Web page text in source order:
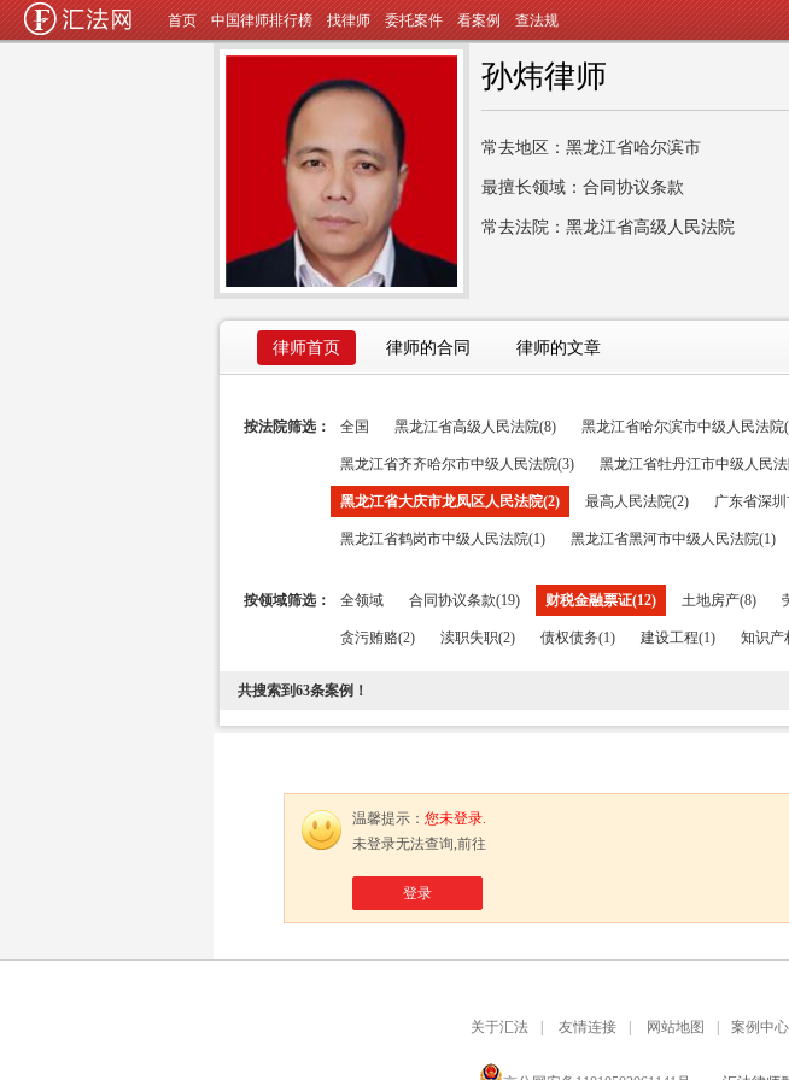
首页 中国律师排行榜 找律师 委托案件 看案例 查法规
孙炜律师
常去地区：黑龙江省哈尔滨市
最擅长领域：合同协议条款
常去法院：黑龙江省高级人民法院
律师首页 律师的合同 律师的文章
按法院筛选： 全国 黑龙江省高级人民法院(8) 黑龙江省哈尔滨市中级人民法院
黑龙江省齐齐哈尔市中级人民法院(3) 黑龙江省牡丹江市中级人民
黑龙江省大庆市龙凤区人民法院(2) 最高人民法院(2) 广东省深
黑龙江省鹤岗市中级人民法院(1) 黑龙江省黑河市中级人民法院(1)
按领域筛选： 全领域 合同协议条款(19) 财税金融票证(12) 土地房产(8)
贪污贿赂(2) 渎职失职(2) 债权债务(1) 建设工程(1) 知识产
共搜索到63条案例！
温馨提示： 您未登录.
未登录无法查询,前往
登录
关于汇法 友情连接 网站地图 案例中心